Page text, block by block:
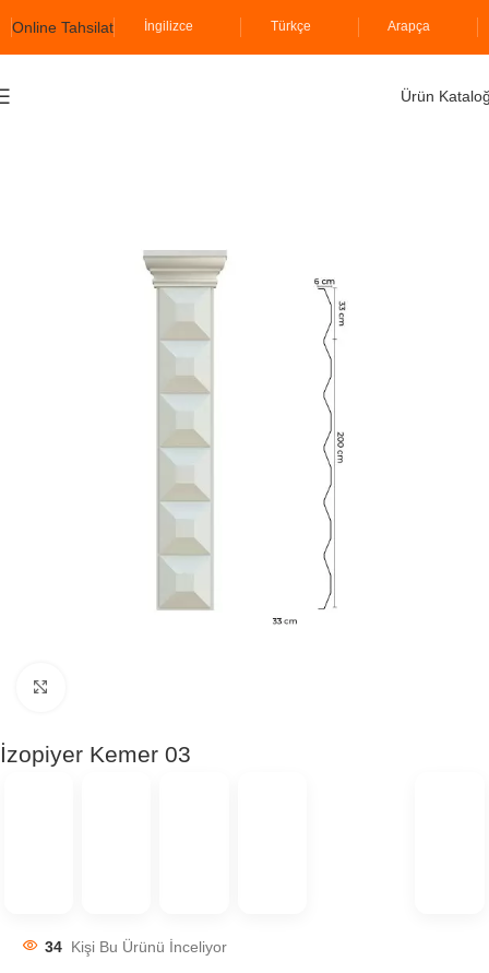
Online Tahsilat İngilizce Türkçe Arapça
Ürün
İzopiyer Kemer 03
34 Kişi Bu Ürünü İnceliyor